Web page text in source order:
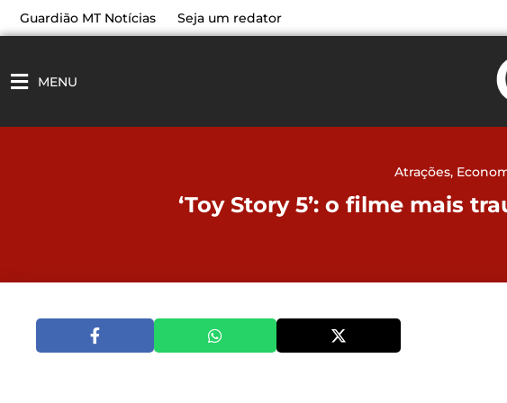
paraGuardião MT Notícias Seja um redator
MENU
Atrações,
‘Toy Story 5’: o filme mais